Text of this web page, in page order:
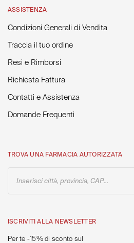
ASSISTENZA
Condizioni Generali di Vendita
Traccia il tuo ordine
Resi e Rimborsi
Richiesta Fattura
Contatti e Assistenza
Domande Frequenti
TROVA UNA FARMACIA AUTORIZZATA
Inserisci città, provincia, CAP...
ISCRIVITI ALLA NEWSLETTER
Per te -15% di sconto sul